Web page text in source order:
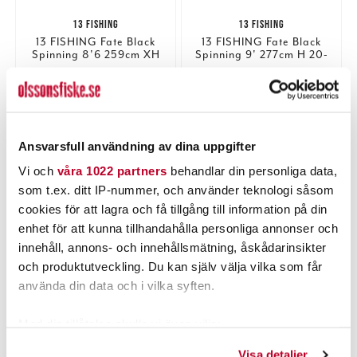
Ansvarsfull användning av dina uppgifter
Vi och våra 1022 partners behandlar din personliga data,
som t.ex. ditt IP-nummer, och använder teknologi såsom
cookies för att lagra och få tillgång till information på din
enhet för att kunna tillhandahålla personliga annonser och
innehåll, annons- och innehållsmätning, åskådarinsikter
och produktutveckling. Du kan själv välja vilka som får
använda din data och i vilka syften.
13 FISHING
13 FISHING Fate Black
Spinning 8'6 259cm XH
1 249,00 krTidigare pris
1 539,00 kr
1 249,00 kr
1 539,00 kr
LÄGG I VARUKORGEN
13 FISHING
13 FISHING Fate Black
Spinning 9' 277cm H 20-
Tidigare pris:
1 599,00 kr
1 249,00 kr
1 599,00 kr
LÄS MER
PRODUKTBESKRIVNING